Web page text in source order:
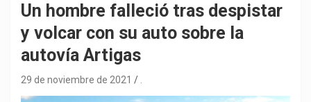
Un hombre falleció tras despistar
y volcar con su auto sobre la
autovía Artigas
29 de noviembre de 2021